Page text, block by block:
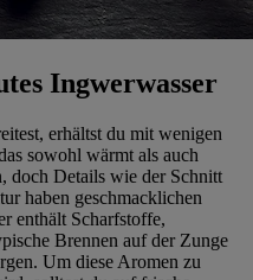
Ingwerwasser
erhältst du mit wenigen
sowohl wärmt als auch
doch Details wie der Schnitt
haben geschmacklichen
enthält Scharfstoffe,
Brennen auf der Zunge
Um diese Aromen zu